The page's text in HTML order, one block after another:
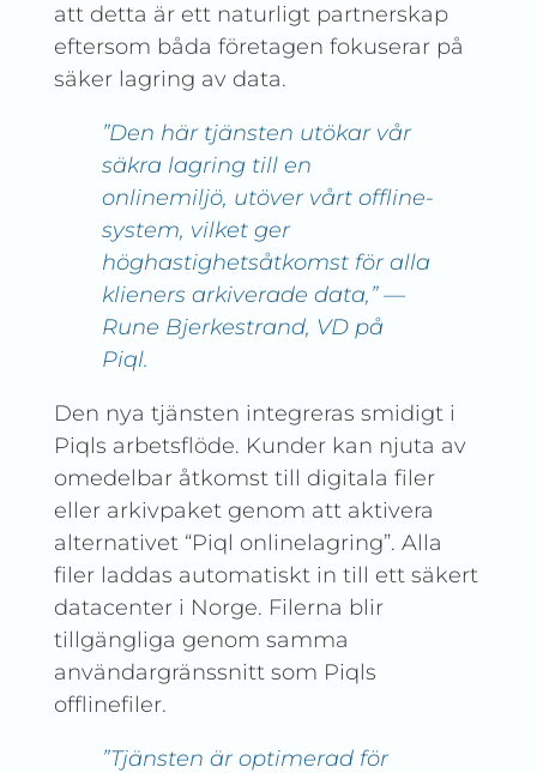
att detta är ett naturligt partnerskap
eftersom båda företagen fokuserar på
säker lagring av data.
”Den här tjänsten utökar vår
säkra lagring till en
onlinemiljö, utöver vårt offline-
system, vilket ger
höghastighetsåtkomst för alla
klieners arkiverade data,” —
Rune Bjerkestrand, VD på
Piql.
Den nya tjänsten integreras smidigt i
Piqls arbetsflöde. Kunder kan njuta av
omedelbar åtkomst till digitala filer
eller arkivpaket genom att aktivera
alternativet “Piql onlinelagring”. Alla
filer laddas automatiskt in till ett säkert
datacenter i Norge. Filerna blir
tillgängliga genom samma
användargränssnitt som Piqls
offlinefiler.
”Tjänsten är optimerad för